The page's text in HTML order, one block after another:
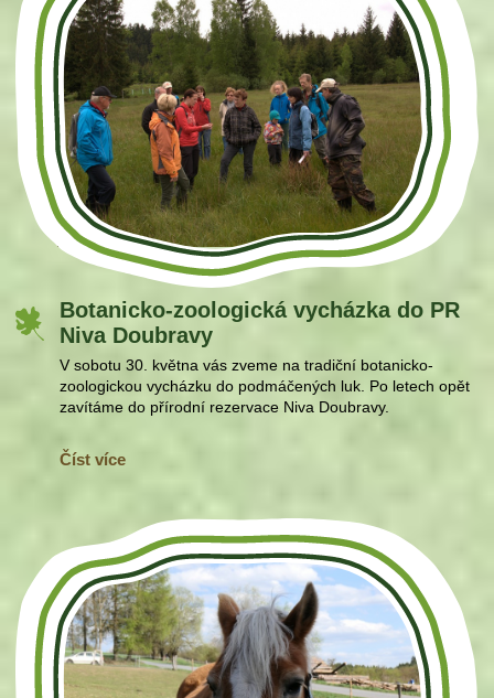
Botanicko-zoologická vycházka do PR
Niva Doubravy
V sobotu 30. května vás zveme na tradiční botanicko-
zoologickou vycházku do podmáčených luk. Po letech opět
zavítáme do přírodní rezervace Niva Doubravy.
Číst více